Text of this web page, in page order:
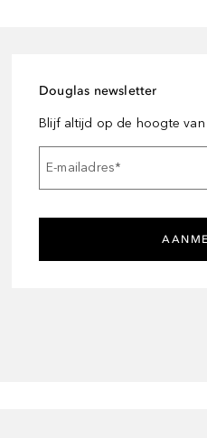
Douglas newsletter
Blijf altijd op de hoogte
E-mailadres*